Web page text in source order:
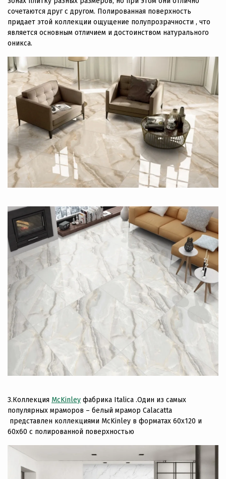
сочетаются друг с другом. Полированная поверхность
придает этой коллекции ощущение полупрозрачности , что
является основным отличием и достоинством натурального
оникса.
3.Коллекция McKinley фабрика Italica .Один из самых
популярных мраморов – белый мрамор Calacatta
представлен коллекциями McKinley в форматах 60х120 и
60х60 с полированной поверхностью